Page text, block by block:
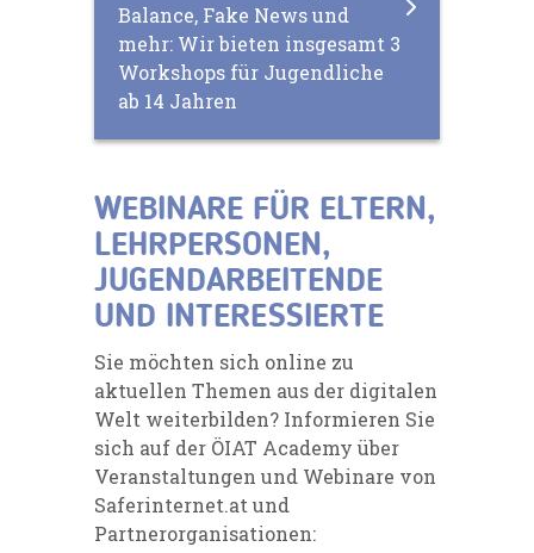
Balance, Fake News und
mehr: Wir bieten insgesamt 3
Workshops für Jugendliche
ab 14 Jahren
WEBINARE FÜR ELTERN,
LEHRPERSONEN,
JUGENDARBEITENDE
UND INTERESSIERTE
Sie möchten sich online zu
aktuellen Themen aus der digitalen
Welt weiterbilden? Informieren Sie
sich auf der ÖIAT Academy über
Veranstaltungen und Webinare von
Saferinternet.at und
Partnerorganisationen: